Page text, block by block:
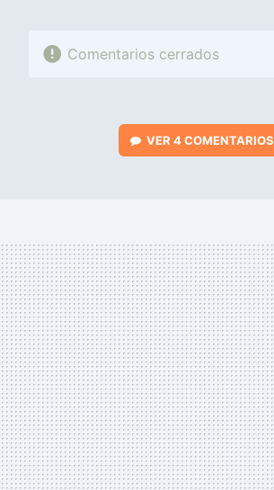
Comentarios cerrados
VER 4 COMENTARIOS